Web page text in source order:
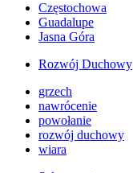
Częstochowa
Guadalupe
Jasna Góra
Rozwój Duchowy
grzech
nawrócenie
powołanie
rozwój duchowy
wiara